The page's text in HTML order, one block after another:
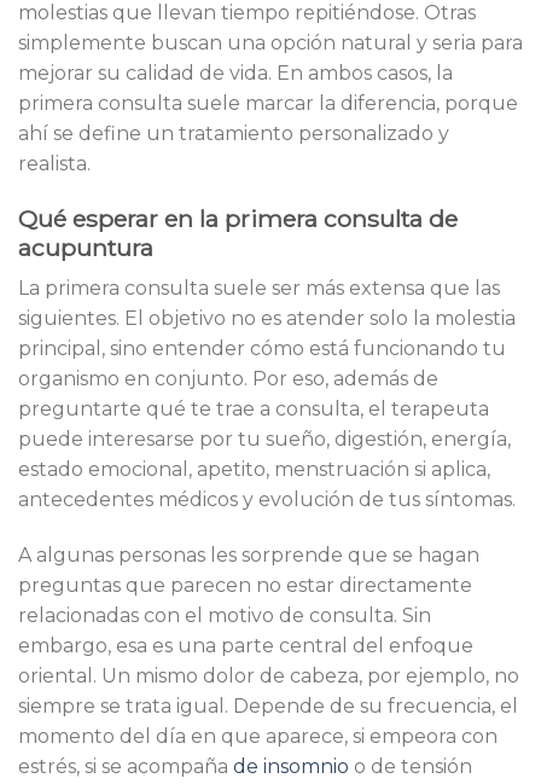
molestias que llevan tiempo repitiéndose. Otras
simplemente buscan una opción natural y seria para
mejorar su calidad de vida. En ambos casos, la
primera consulta suele marcar la diferencia, porque
ahí se define un tratamiento personalizado y
realista.
Qué esperar en la primera consulta de
acupuntura
La primera consulta suele ser más extensa que las
siguientes. El objetivo no es atender solo la molestia
principal, sino entender cómo está funcionando tu
organismo en conjunto. Por eso, además de
preguntarte qué te trae a consulta, el terapeuta
puede interesarse por tu sueño, digestión, energía,
estado emocional, apetito, menstruación si aplica,
antecedentes médicos y evolución de tus síntomas.
A algunas personas les sorprende que se hagan
preguntas que parecen no estar directamente
relacionadas con el motivo de consulta. Sin
embargo, esa es una parte central del enfoque
oriental. Un mismo dolor de cabeza, por ejemplo, no
siempre se trata igual. Depende de su frecuencia, el
momento del día en que aparece, si empeora con
estrés, si se acompaña de insomnio o de tensión